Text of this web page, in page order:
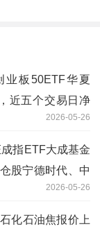
业板50ETF华夏
近五个交易日净
2026-05-26
指ETF大成基金
股宁德时代、中
2026-05-26
化石油焦报价上